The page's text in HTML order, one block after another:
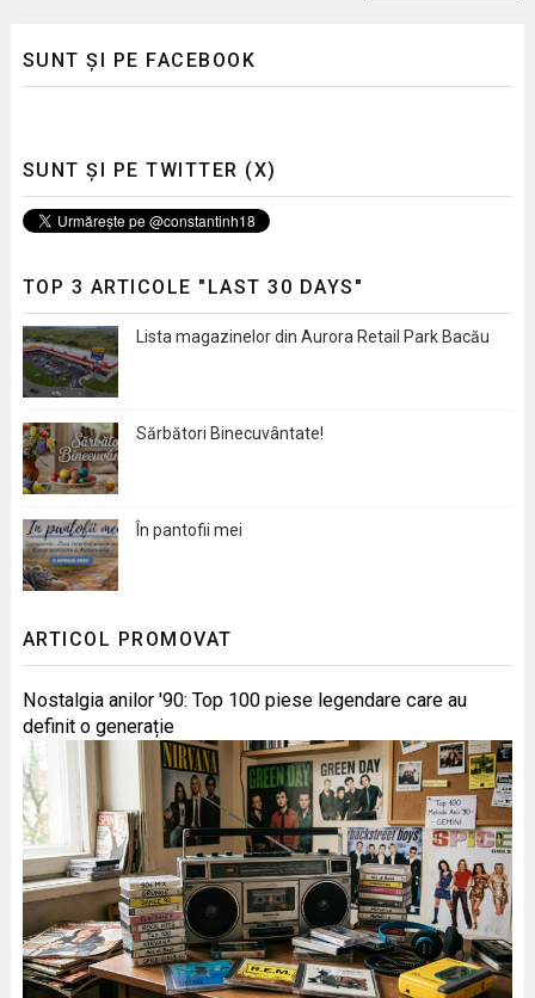
SUNT ȘI PE FACEBOOK
SUNT ȘI PE TWITTER (X)
TOP 3 ARTICOLE "LAST 30 DAYS"
Lista magazinelor din Aurora Retail Park Bacău
Sărbători Binecuvântate!
În pantofii mei
ARTICOL PROMOVAT
Nostalgia anilor '90: Top 100 piese legendare care au
definit o generație